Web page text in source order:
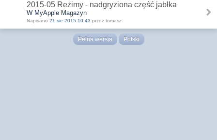
2015-05 Reżimy - nadgryziona część jabłka
W MyApple Magazyn
Napisano 21 sie 2015 10:43 przez tomasz
Pełna wersja Polski